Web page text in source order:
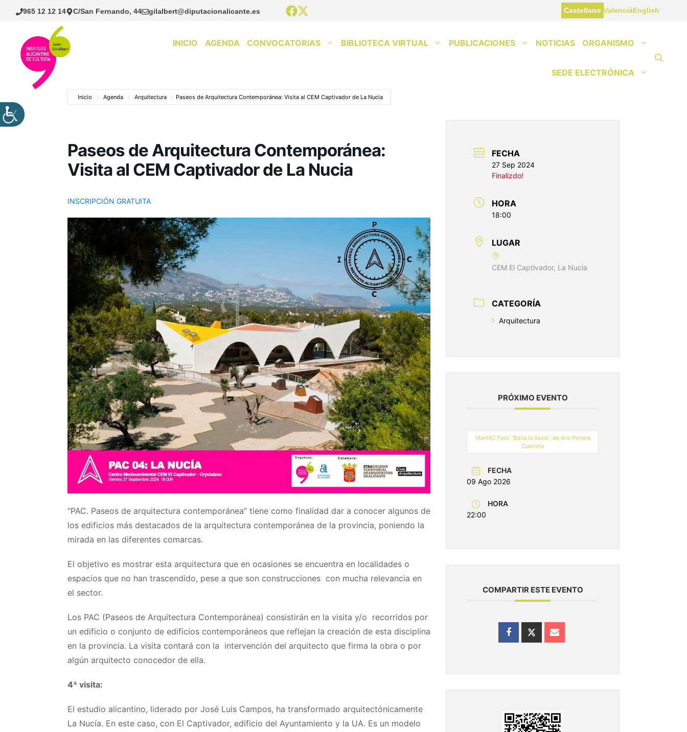
Saltar
965 12 12 14 C/San Fernando, 44 gilalbert@diputacionalicante.es Castellano ValenciàEnglish
INICIO AGENDA CONVOCATORIAS BIBLIOTECA VIRTUAL PUBLICACIONES NOTICIAS ORGANISMO
SEDE ELECTRÓNICA
Inicio Agenda Arquitectura Paseos de Arquitectura Contemporánea: Visita al CEM Captivador de La Nucia
Paseos de Arquitectura Contemporánea:
Visita al CEM Captivador de La Nucia
INSCRIPCIÓN GRATUITA
“PAC. Paseos de arquitectura contemporánea” tiene como finalidad dar a conocer algunos de
los edificios más destacados de la arquitectura contemporánea de la provincia, poniendo la
mirada en las diferentes comarcas.
El objetivo es mostrar esta arquitectura que en ocasiones se encuentra en localidades o
espacios que no han trascendido, pese a que son construcciones con mucha relevancia en
el sector.
Los PAC (Paseos de Arquitectura Contemporánea) consistirán en la visita y/o recorridos por
un edificio o conjunto de edificios contemporáneos que reflejan la creación de esta disciplina
en la provincia. La visita contará con la intervención del arquitecto que firma la obra o por
algún arquitecto conocedor de ella.
4ª visita:
El estudio alicantino, liderado por José Luis Campos, ha transformado arquitectónicamente
La Nucía. En este caso, con El Captivador, edificio del Ayuntamiento y la UA. Es un modelo
FECHA
27 Sep 2024
Finalizdo!
HORA
18:00
LUGAR
CEM El Captivador, La Nucia
CATEGORÍA
Arquitectura
PRÓXIMO EVENTO
ManIAC Fest: “Baila la lluvia”, de Ana Pereira
Cuarteto
FECHA
09 Ago 2026
HORA
22:00
COMPARTIR ESTE EVENTO